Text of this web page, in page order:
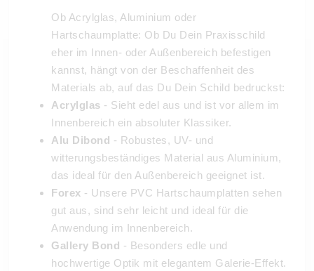
Ob Acrylglas, Aluminium oder
Hartschaumplatte: Ob Du Dein Praxisschild
eher im Innen- oder Außenbereich befestigen
kannst, hängt von der Beschaffenheit des
Materials ab, auf das Du Dein Schild bedruckst:
Acrylglas - Sieht edel aus und ist vor allem im
Innenbereich ein absoluter Klassiker.
Alu Dibond - Robustes, UV- und
witterungsbeständiges Material aus Aluminium,
das ideal für den Außenbereich geeignet ist.
Forex - Unsere PVC Hartschaumplatten sehen
gut aus, sind sehr leicht und ideal für die
Anwendung im Innenbereich.
Gallery Bond - Besonders edle und
hochwertige Optik mit elegantem Galerie-Effekt.